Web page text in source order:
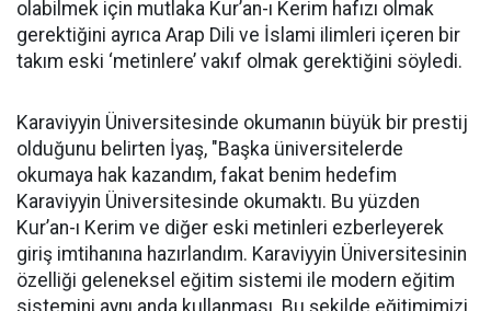
olabilmek için mutlaka Kur’an-ı Kerim hafızı olmak
gerektiğini ayrıca Arap Dili ve İslami ilimleri içeren bir
takım eski ‘metinlere’ vakıf olmak gerektiğini söyledi.
Karaviyyin Üniversitesinde okumanın büyük bir prestij
olduğunu belirten İyaş, "Başka üniversitelerde
okumaya hak kazandım, fakat benim hedefim
Karaviyyin Üniversitesinde okumaktı. Bu yüzden
Kur’an-ı Kerim ve diğer eski metinleri ezberleyerek
giriş imtihanına hazırlandım. Karaviyyin Üniversitesinin
özelliği geleneksel eğitim sistemi ile modern eğitim
sistemini aynı anda kullanması. Bu şekilde eğitimimizi